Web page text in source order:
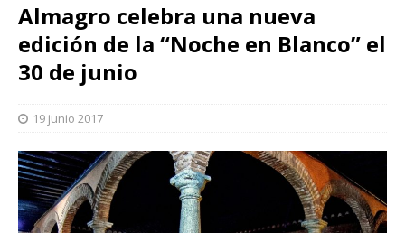
Almagro celebra una nueva
edición de la “Noche en Blanco” el
30 de junio
19 junio 2017